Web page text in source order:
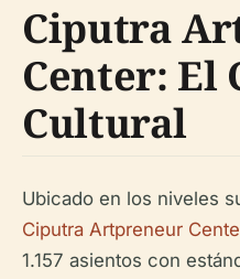
Ciputra
Center: El
Cultural
Ubicado en los niveles
Ciputra Artpreneur
1.157 asientos con